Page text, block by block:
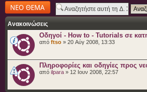
Δημιουργία νέου
θέματος
Ανακοινώσεις
Οδηγοί - How to - Tutorials σε
από ftso » 20 Αύγ 2008, 13:33
Πληροφορίες και οδηγίες προς
από ilpara » 12 Ιουν 2008, 22:57